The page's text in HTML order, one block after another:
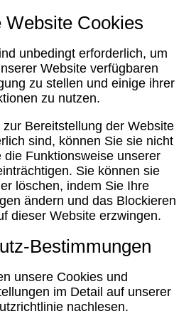
Website Cookies
unbedingt erforderlich, um
Website verfügbaren
zu stellen und einige ihrer
zu nutzen.
Bereitstellung der Website
sind, können Sie sie nicht
die Funktionsweise unserer
Sie können sie
löschen, indem Sie Ihre
ändern und das Blockieren
dieser Website erzwingen.
Bestimmungen
unsere Cookies und
im Detail auf unserer
nachlesen.